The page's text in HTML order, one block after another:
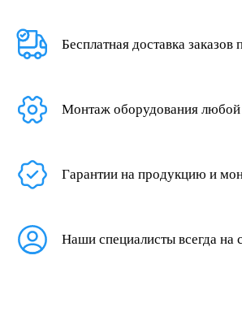
Бесплатная доставка заказов
Монтаж оборудования
Гарантии на продукцию и
Наши специалисты всегда на